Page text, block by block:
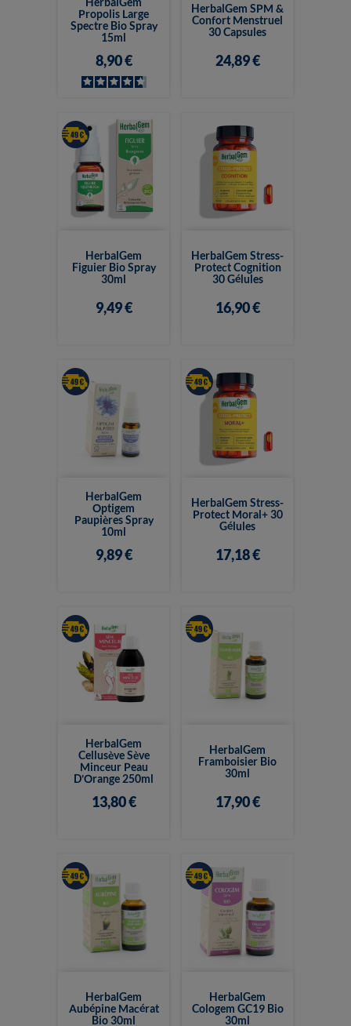
Propolis Large
Spectre Bio Spray
15ml
8,90 €
HerbalGem SPM &
Confort Menstruel
30 Capsules
24,89 €
HerbalGem
Figuier Bio Spray
30ml
9,49 €
HerbalGem Stress-
Protect Cognition
30 Gélules
16,90 €
HerbalGem
Optigem
Paupières Spray
10ml
9,89 €
HerbalGem Stress-
Protect Moral+ 30
Gélules
17,18 €
HerbalGem
Cellusève Sève
Minceur Peau
D'Orange 250ml
13,80 €
HerbalGem
Framboisier Bio
30ml
17,90 €
HerbalGem
Aubépine Macérat
Bio 30ml
HerbalGem
Cologem GC19 Bio
30ml